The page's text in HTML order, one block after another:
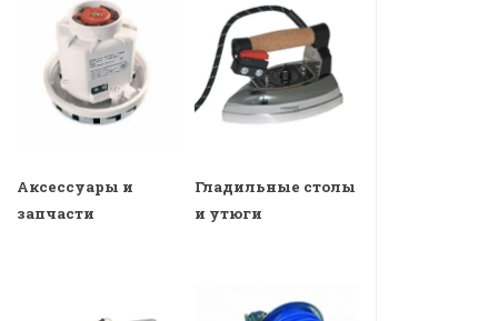
Аксессуары и
запчасти
Гладильные столы
и утюги